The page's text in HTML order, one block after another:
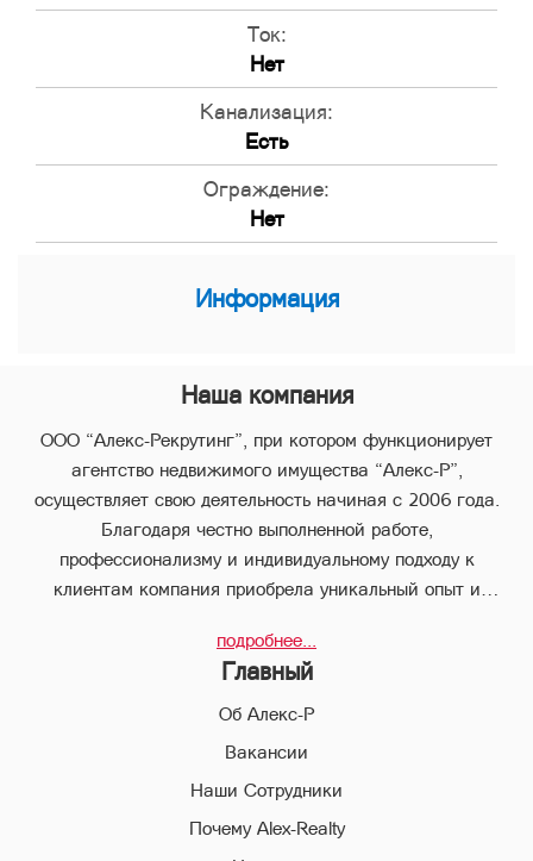
Ток:
Нет
Канализация:
Есть
Ограждение:
Нет
Информация
Наша компания
ООО “Алекс-Рекрутинг”, при котором функционирует
агентство недвижимого имущества “Алекс-Р”,
осуществляет свою деятельность начиная с 2006 года.
Благодаря честно выполненной работе,
профессионализму и индивидуальному подходу к
клиентам компания приобрела уникальный опыт и
В компании “Алекс-Р” предоставляется целый пакет
услуг, что позволяет клиенту с наименьшими потерями во
времени совершить любые виды сделок в сфере
Благодаря соответствующей высокой квалификации и
всестороннему многолетнему опыту, профессиональный
подробнее...
Главный
Об Алекс-Р
Вакансии
Наши Сотрудники
Почему Alex-Realty